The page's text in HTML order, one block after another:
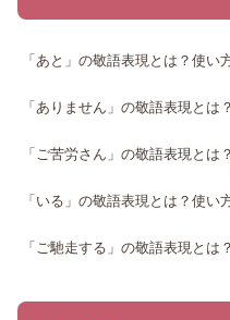
「あと」の敬語表現とは？使い
「ありません」の敬語表現と
「ご苦労さん」の敬語表現と
「いる」の敬語表現とは？使い
「ご馳走する」の敬語表現と